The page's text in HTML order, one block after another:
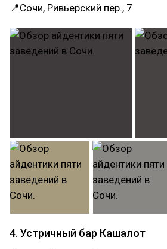
📍Сочи, Ривьерский пер., 7
4. Устричный бар Кашалот